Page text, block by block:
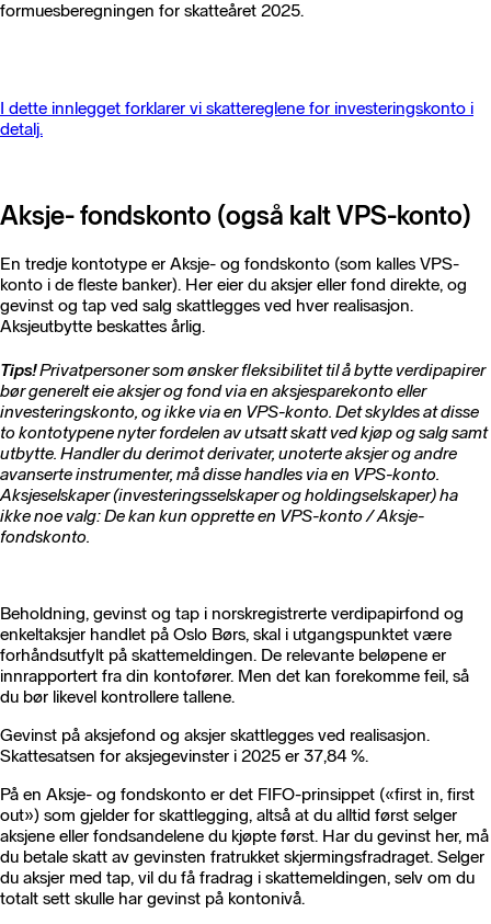
formuesberegningen for skatteåret 2025.
I dette innlegget forklarer vi skattereglene for investeringskonto i
detalj.
Aksje- fondskonto (også kalt VPS-konto)
En tredje kontotype er Aksje- og fondskonto (som kalles VPS-
konto i de fleste banker). Her eier du aksjer eller fond direkte, og
gevinst og tap ved salg skattlegges ved hver realisasjon.
Aksjeutbytte beskattes årlig.
Tips!Privatpersoner som ønsker fleksibilitet til å bytte verdipapirer
bør generelt eie aksjer og fond via en aksjesparekonto eller
investeringskonto, og ikke via en VPS-konto. Det skyldes at disse
to kontotypene nyter fordelen av utsatt skatt ved kjøp og salg samt
utbytte. Handler du derimot derivater, unoterte aksjer og andre
avanserte instrumenter, må disse handles via en VPS-konto.
Aksjeselskaper (investeringsselskaper og holdingselskaper) ha
ikke noe valg: De kan kun opprette en VPS-konto / Aksje-
fondskonto.
Beholdning, gevinst og tap i norskregistrerte verdipapirfond og
enkeltaksjer handlet på Oslo Børs, skal i utgangspunktet være
forhåndsutfylt på skattemeldingen. De relevante beløpene er
innrapportert fra din kontofører. Men det kan forekomme feil, så
du bør likevel kontrollere tallene.
Gevinst på aksjefond og aksjer skattlegges ved realisasjon.
Skattesatsen for aksjegevinster i 2025 er 37,84 %.
På en Aksje- og fondskonto er det FIFO-prinsippet («first in, first
out») som gjelder for skattlegging, altså at du alltid først selger
aksjene eller fondsandelene du kjøpte først. Har du gevinst her, må
du betale skatt av gevinsten fratrukket skjermingsfradraget. Selger
du aksjer med tap, vil du få fradrag i skattemeldingen, selv om du
totalt sett skulle har gevinst på kontonivå.